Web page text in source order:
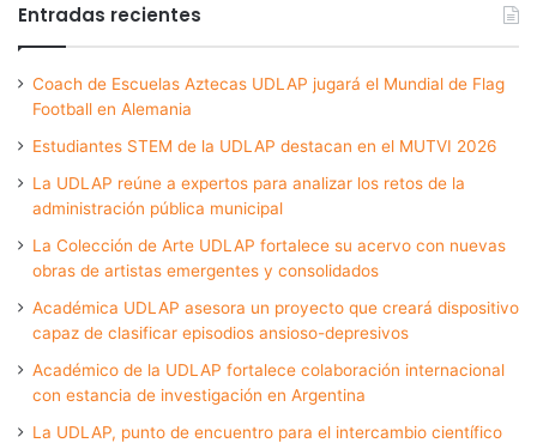
Entradas recientes
Coach de Escuelas Aztecas UDLAP jugará el Mundial de Flag
Football en Alemania
Estudiantes STEM de la UDLAP destacan en el MUTVI 2026
La UDLAP reúne a expertos para analizar los retos de la
administración pública municipal
La Colección de Arte UDLAP fortalece su acervo con nuevas
obras de artistas emergentes y consolidados
Académica UDLAP asesora un proyecto que creará dispositivo
capaz de clasificar episodios ansioso-depresivos
Académico de la UDLAP fortalece colaboración internacional
con estancia de investigación en Argentina
La UDLAP, punto de encuentro para el intercambio científico